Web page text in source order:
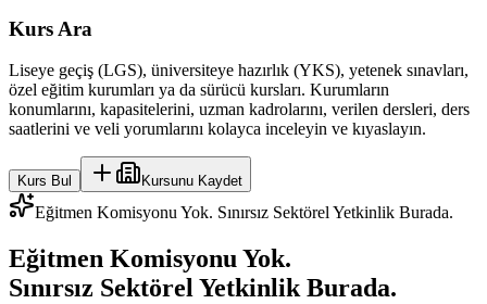
Kurs Ara
Liseye geçiş (LGS), üniversiteye hazırlık (YKS), yetenek sınavları,
özel eğitim kurumları ya da sürücü kursları. Kurumların
konumlarını, kapasitelerini, uzman kadrolarını, verilen dersleri, ders
saatlerini ve veli yorumlarını kolayca inceleyin ve kıyaslayın.
Kurs Bul Kursunu Kaydet
Eğitmen Komisyonu Yok. Sınırsız Sektörel Yetkinlik Burada.
Eğitmen Komisyonu Yok.
Sınırsız Sektörel YetkinlikBurada.